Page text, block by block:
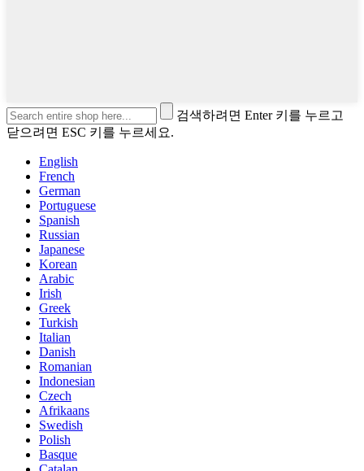
검색하려면 Enter 키를 누르고
닫으려면 ESC 키를 누르세요.
English
French
German
Portuguese
Spanish
Russian
Japanese
Korean
Arabic
Irish
Greek
Turkish
Italian
Danish
Romanian
Indonesian
Czech
Afrikaans
Swedish
Polish
Basque